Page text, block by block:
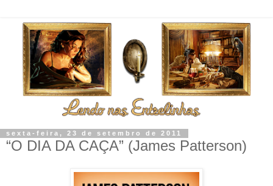
sexta-feira, 23 de setembro de 2011
“O DIA DA CAÇA” (James Patterson)